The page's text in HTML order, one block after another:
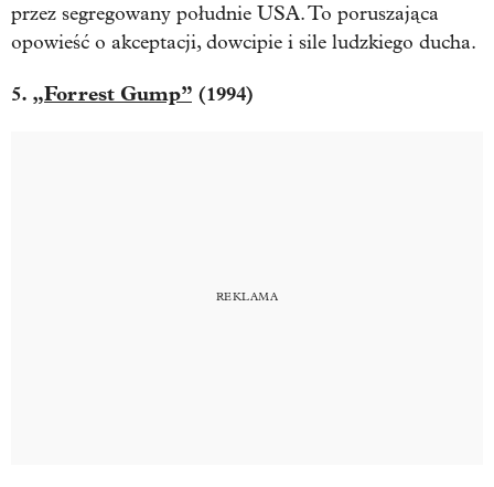
przez segregowany południe USA. To poruszająca
opowieść o akceptacji, dowcipie i sile ludzkiego ducha.
5. „Forrest Gump” (1994)